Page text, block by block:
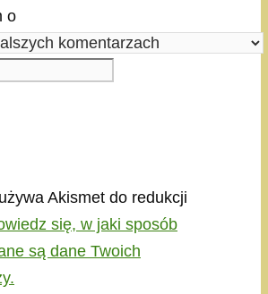
o
Akismet do redukcji
się, w jaki sposób
są dane Twoich